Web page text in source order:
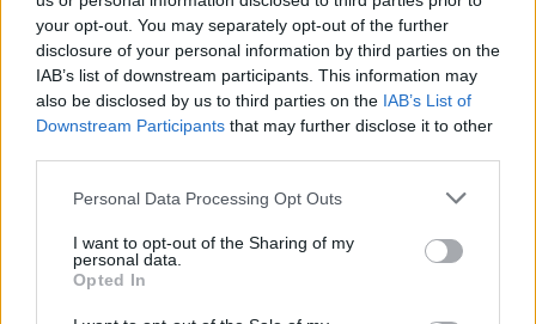
your opt-out. You may separately opt-out of the further
disclosure of your personal information by third parties on the
IAB’s list of downstream participants. This information may
also be disclosed by us to third parties on the IAB’s List of
Downstream Participants that may further disclose it to other
Personal Data Processing Opt Outs
I want to opt-out of the Sharing of my
personal data.
Opted In